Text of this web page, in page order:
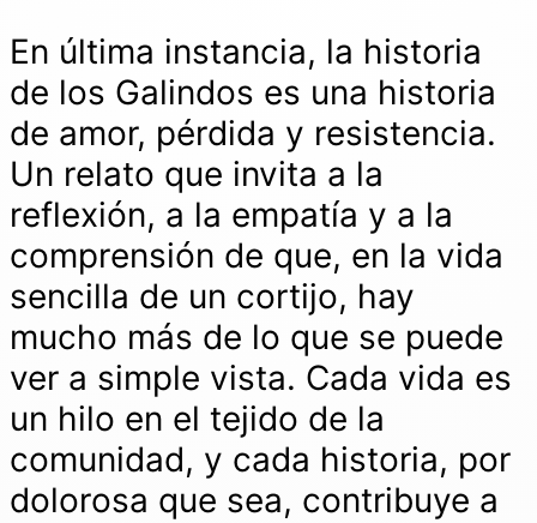
En última instancia, la historia
de los Galindos es una historia
de amor, pérdida y resistencia.
Un relato que invita a la
reflexión, a la empatía y a la
comprensión de que, en la vida
sencilla de un cortijo, hay
mucho más de lo que se puede
ver a simple vista. Cada vida es
un hilo en el tejido de la
comunidad, y cada historia, por
dolorosa que sea, contribuye a